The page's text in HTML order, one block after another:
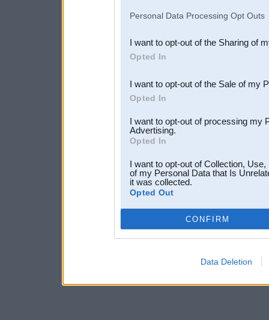
Downstream Participants
third parties.
Personal Data Processing Opt Outs
I want to opt-out of the Sharing of
Opted In
I want to opt-out of the Sale of my
Opted In
I want to opt-out of processing my
Advertising.
Opted In
I want to opt-out of Collection,
of my Personal Data that Is
it was collected.
Opted Out
CONFIRM
Data Deletion